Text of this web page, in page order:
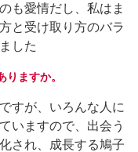
も愛情だし、私はま
と受け取り方のバラ
した
ますか。
すが、いろんな人に
いますので、出会う
され、成長する鳩子